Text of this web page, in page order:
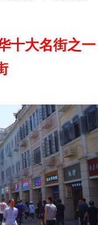
十大名街之一